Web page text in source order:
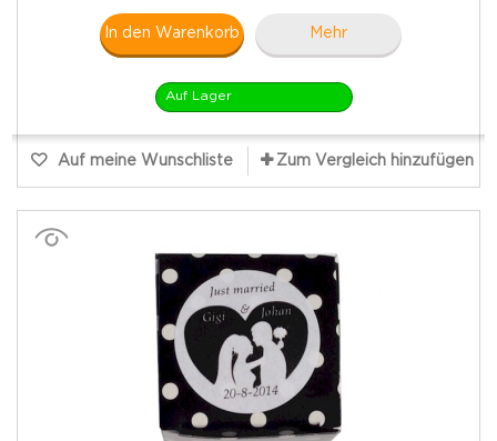
In den Warenkorb Mehr
Auf Lager
Auf meine Wunschliste Zum Vergleich hinzufügen